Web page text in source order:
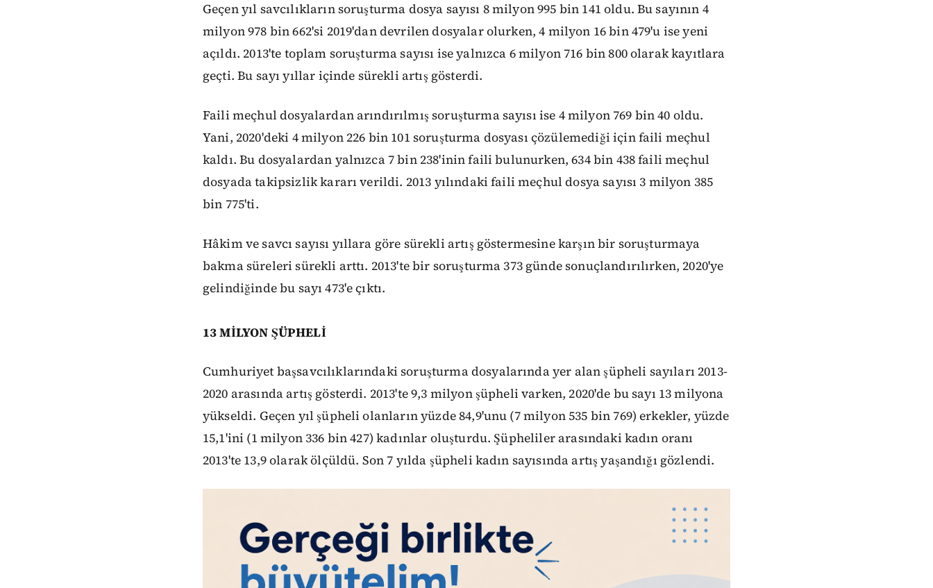
Geçen yıl savcılıkların soruşturma dosya sayısı 8 milyon 995 bin 141 oldu. Bu sayının 4
milyon 978 bin 662'si 2019'dan devrilen dosyalar olurken, 4 milyon 16 bin 479'u ise yeni
açıldı. 2013'te toplam soruşturma sayısı ise yalnızca 6 milyon 716 bin 800 olarak kayıtlara
geçti. Bu sayı yıllar içinde sürekli artış gösterdi.
Faili meçhul dosyalardan arındırılmış soruşturma sayısı ise 4 milyon 769 bin 40 oldu.
Yani, 2020'deki 4 milyon 226 bin 101 soruşturma dosyası çözülemediği için faili meçhul
kaldı. Bu dosyalardan yalnızca 7 bin 238'inin faili bulunurken, 634 bin 438 faili meçhul
dosyada takipsizlik kararı verildi. 2013 yılındaki faili meçhul dosya sayısı 3 milyon 385
bin 775'ti.
Hâkim ve savcı sayısı yıllara göre sürekli artış göstermesine karşın bir soruşturmaya
bakma süreleri sürekli arttı. 2013'te bir soruşturma 373 günde sonuçlandırılırken, 2020'ye
gelindiğinde bu sayı 473'e çıktı.
13 MİLYON ŞÜPHELİ
Cumhuriyet başsavcılıklarındaki soruşturma dosyalarında yer alan şüpheli sayıları 2013-
2020 arasında artış gösterdi. 2013'te 9,3 milyon şüpheli varken, 2020'de bu sayı 13 milyona
yükseldi. Geçen yıl şüpheli olanların yüzde 84,9'unu (7 milyon 535 bin 769) erkekler, yüzde
15,1'ini (1 milyon 336 bin 427) kadınlar oluşturdu. Şüpheliler arasındaki kadın oranı
2013'te 13,9 olarak ölçüldü. Son 7 yılda şüpheli kadın sayısında artış yaşandığı gözlendi.